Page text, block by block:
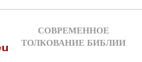
СОВРЕМЕННОЕ
ТОЛКОВАНИЕ БИБЛИИ